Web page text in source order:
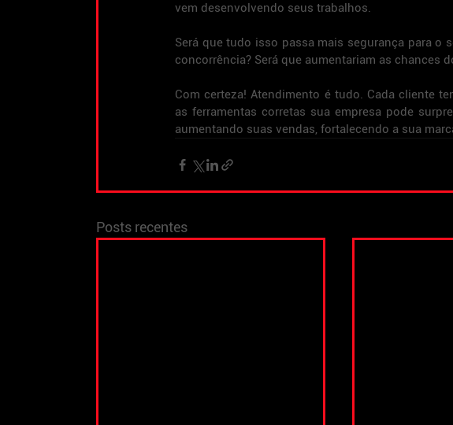
vem desenvolvendo seus trabalhos.
Será que tudo isso passa mais segurança para o
concorrência? Será que aumentariam as chances
Com certeza! Atendimento é tudo. Cada cliente
as ferramentas corretas sua empresa pode
aumentando suas vendas, fortalecendo a sua
Posts recentes